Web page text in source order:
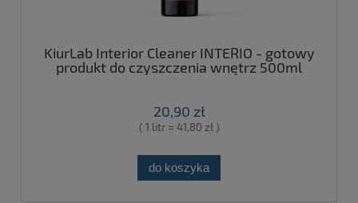
KiurLab Interior Cleaner INTERIO - gotowy
produkt do czyszczenia wnętrz 500ml
20,90 zł
( 1 litr = 41,80 zł )
do koszyka